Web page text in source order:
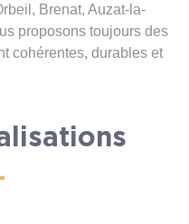
Brenat, Auzat-la-
proposons toujours des
cohérentes, durables et